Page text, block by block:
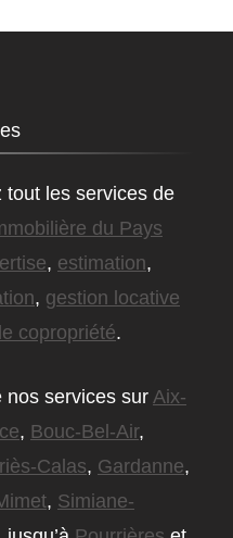
tout les services de
du Pays
, estimation,
, gestion locative
copropriété.
nos services sur Aix-
, Bouc-Bel-Air,
Calas, Gardanne,
, Simiane-